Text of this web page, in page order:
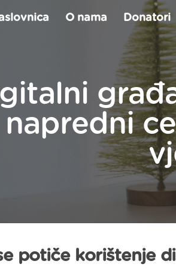
O nama Donatori
napredni
potiče korištenje